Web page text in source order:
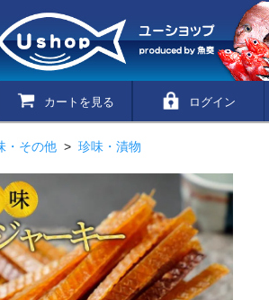
カートを見る ログイン
・その他 > 珍味・漬物